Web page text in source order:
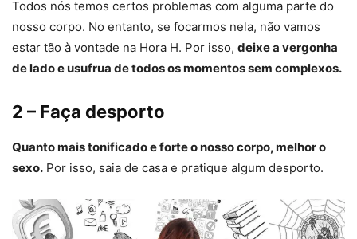
Todos nós temos certos problemas com alguma parte do
nosso corpo. No entanto, se focarmos nela, não vamos
estar tão à vontade na Hora H. Por isso, deixe a vergonha
de lado e usufrua de todos os momentos sem complexos.
2 – Faça desporto
Quanto mais tonificado e forte o nosso corpo, melhor o
sexo. Por isso, saia de casa e pratique algum desporto.